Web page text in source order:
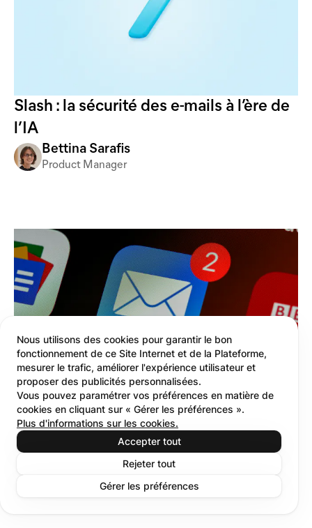
Slash : la sécurité des e-mails à l’ère de
l’IA
Bettina Sarafis
Product Manager
Guide 2026 de la formation au
phishing (pour changer réellement les
comportements)
Tom Baragwanath
Head of Content
Nous utilisons des cookies pour garantir le bon
fonctionnement de ce Site Internet et de la Plateforme,
mesurer le trafic, améliorer l'expérience utilisateur et
proposer des publicités personnalisées.
Vous pouvez paramétrer vos préférences en matière de
cookies en cliquant sur « Gérer les préférences ».
Plus d'informations sur les cookies.
Accepter tout
Rejeter tout
Gérer les préférences